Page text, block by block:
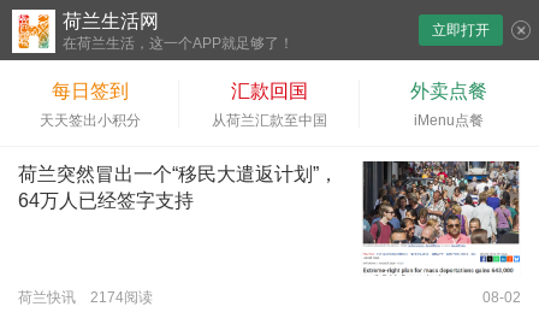
荷兰生活网
在荷兰生活，这一个APP就足够了！
立即打开
每日签到
天天签出小积分
汇款回国
从荷兰汇款至中国
外卖点餐
iMenu点餐
荷兰突然冒出一个“移民大遣返计划”，
64万人已经签字支持
荷兰快讯 2174阅读 08-02